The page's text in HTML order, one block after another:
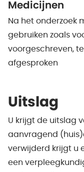
Medicijnen
Na het onderzoek
gebruiken zoals
voorgeschreven,
afgesproken
Uitslag
U krijgt de uitslag
aanvragend
verwijderd krijgt u
een